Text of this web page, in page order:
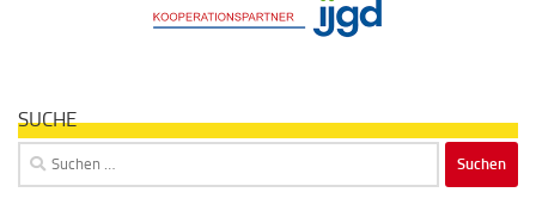
SUCHE
Suchen
nach: